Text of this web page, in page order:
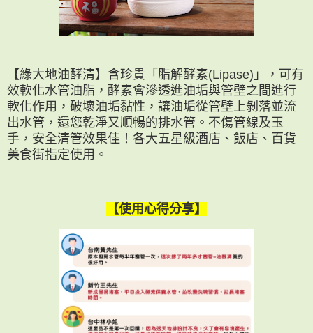
【綠大地油酵清】含珍貴「脂解酵素(Lipase)」，可有
效軟化水管油脂，酵素會滲透進油垢與管壁之間進行
軟化作用，破壞油垢黏性，讓油垢從管壁上剝落並流
出水管，還您乾淨又順暢的排水管。不傷管線及玉
手，安全清管效果佳！各大五星級酒店、飯店、百貨
美食街指定使用。
【使用心得分享】